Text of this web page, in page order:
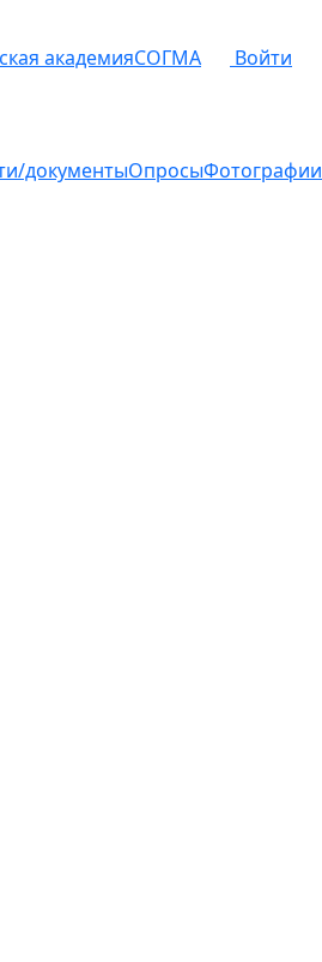
академияСОГМА Войти
документыОпросыФотографии